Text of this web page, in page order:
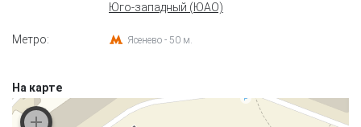
Юго-западный (ЮАО)
Метро: Ясенево - 50 м.
На карте